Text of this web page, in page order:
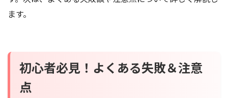
ます。
初心者必見！よくある失敗＆注意
点